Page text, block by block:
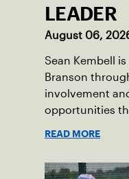
LEADER
August 06,
Sean Kembell
Branson
involvement
opportunities
READ MORE